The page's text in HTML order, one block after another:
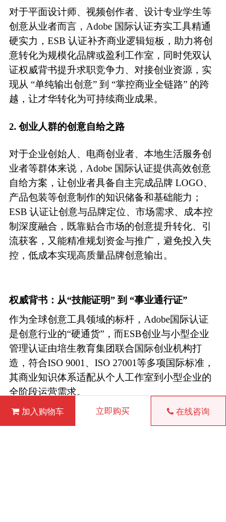
加入购物车 立即购买 在线咨询
对于平面设计师、视频创作者、设计专业学生等
创意从业者而言， Adobe 国际认证夯实工具精通
硬实力，ESB 认证补齐商业逻辑短板，助力将创
意转化为规模化品牌或盈利工作室，同时凭双认
证权威背书提升求职竞争力、对接创业资源，实
现从 “单纯输出创意” 到 “掌控商业全链路” 的跨
越，让才华转化为可持续商业成果。
2. 创业人群的创意自给之路
对于企业创始人、电商创业者、本地生活服务创
业者等群体来说， Adobe 国际认证提供高效创意
自给方案，让创业者具备自主完成品牌 LOGO、
产品包装等创意制作的知识储备和基础能力；
ESB 认证让创意与品牌定位、市场需求、成本控
制深度融合，既靠贴合市场的创意提升转化、引
流获客，又能精准规划资金与推广，避免投入失
控，低成本实现高质量品牌创意输出。
权威背书： 从“技能证明” 到 “事业通行证”
作为全球创意工具领域的标杆， Adobe国际认证
是创意行业的“硬通货”，而ESB创业与小型企业
管理认证由培生教育集团联合国际创业机构打
造，符合ISO 9001、ISO 27001等多项国际标准，
其商业知识体系适配从个人工作室到小型企业的
全阶段运营需求。
创意的价值，不该只停留在“获赞”的作品里；你
的技能，值得支撑起一份属于自己的事业。